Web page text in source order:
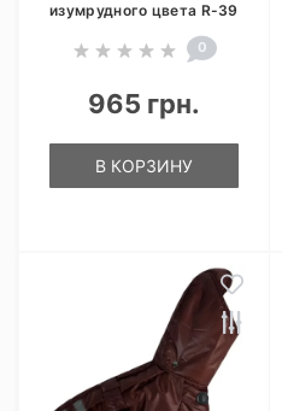
изумрудного цвета R-39
0
965 грн.
В КОРЗИНУ